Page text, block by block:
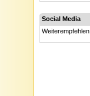
Social Media
Weiterempfehlen